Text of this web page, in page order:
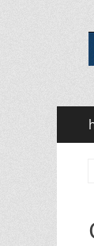
Zum